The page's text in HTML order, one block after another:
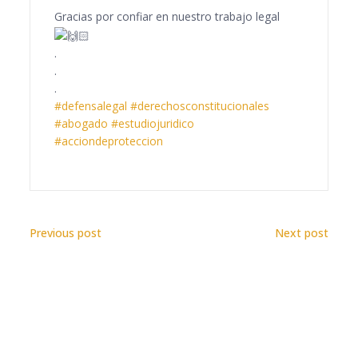
Gracias por confiar en nuestro trabajo legal
.
.
.
#defensalegal #derechosconstitucionales
#abogado #estudiojuridico
#acciondeproteccion
Previous post Next post